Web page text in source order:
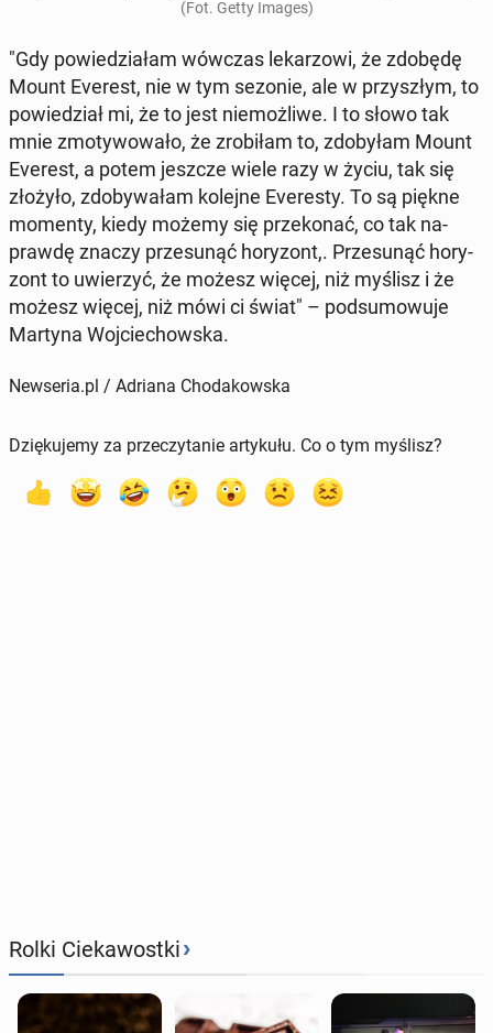
(Fot. Getty Images)
"Gdy po­wie­dzia­łam wówczas le­ka­rzo­wi, że zdobędę
Mount Everest, nie w tym sezonie, ale w przy­szłym, to
po­wie­dział mi, że to jest nie­moż­li­we. I to słowo tak
mnie zmo­ty­wo­wa­ło, że zro­bi­łam to, zdo­by­łam Mount
Everest, a potem jeszcze wiele razy w życiu, tak się
złożyło, zdo­by­wa­łam kolejne Eve­re­sty. To są piękne
momenty, kiedy możemy się prze­ko­nać, co tak na­
praw­dę znaczy prze­su­nąć ho­ry­zont,. Prze­su­nąć ho­ry­
zont to uwie­rzyć, że możesz więcej, niż myślisz i że
możesz więcej, niż mówi ci świat" – pod­su­mo­wu­je
Martyna Woj­cie­chow­ska.
Newseria.pl / Adriana Chodakowska
Dziękujemy za przeczytanie artykułu. Co o tym myślisz?
Rolki Ciekawostki›